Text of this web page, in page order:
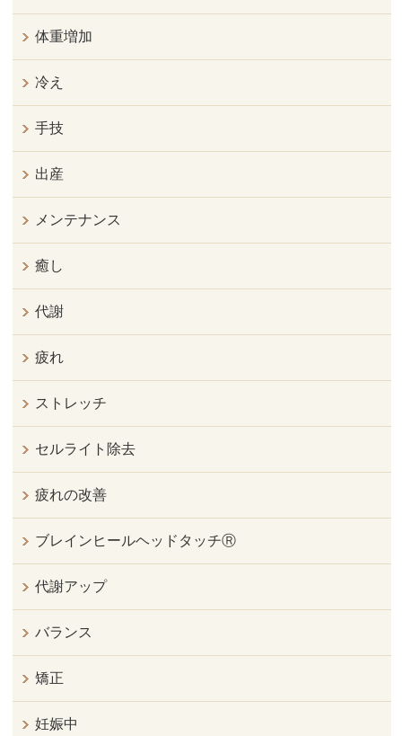
体重増加
冷え
手技
出産
メンテナンス
癒し
代謝
疲れ
ストレッチ
セルライト除去
疲れの改善
ブレインヒールヘッドタッチⓇ
代謝アップ
バランス
矯正
妊娠中